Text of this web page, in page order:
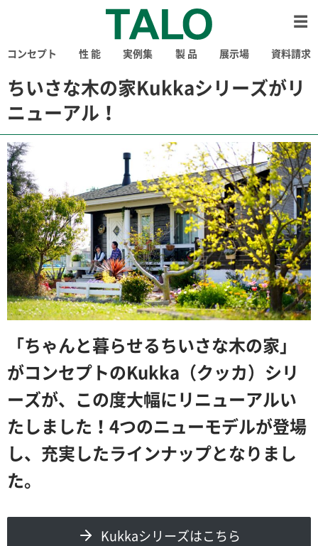
コンセプト 性 能 実例集 製 品 展示場 資料請求
ちいさな木の家Kukkaシリーズがリ
ニューアル！
「ちゃんと暮らせるちいさな木の家」
がコンセプトのKukka（クッカ）シリ
ーズが、この度大幅にリニューアルい
たしました！4つのニューモデルが登場
し、充実したラインナップとなりまし
た。
Kukkaシリーズはこちら